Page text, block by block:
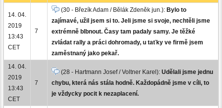
14. 04.
2019
13:43
CET
7
(30 - Březík Adam / Bělák Zdeněk jun.): Bylo to
zajímavé, užil jsem si to. Jeli jsme si svoje, nechtěli jsme
extrémně blbnout. Časy tam padaly samy. Je těžké
zvládat rally a práci dohromady, u taťky ve firmě jsem
zaměstnaný jako pekař.
14. 04.
2019
13:43
CET
7
(28 - Hartmann Josef / Voltner Karel): Udělali jsme jednu
chybu, která nás stála hodně. Každopádně jsme v cíli, to
je vždycky pocit k nezaplacení.